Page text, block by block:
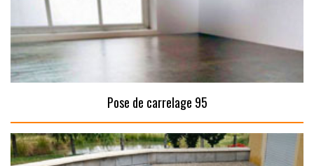
Pose de carrelage 95